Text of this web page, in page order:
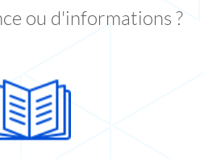
ou d'informations ?